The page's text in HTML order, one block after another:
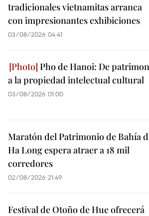
tradicionales vietnamitas arranca
con impresionantes exhibiciones
03/08/2026 04:41
Pho de Hanoi: De
a la propiedad intelectual cultural
03/08/2026 01:00
Maratón del Patrimonio de Bahía
Ha Long espera atraer a 18 mil
corredores
02/08/2026 21:49
Festival de Otoño de Hue ofrecerá